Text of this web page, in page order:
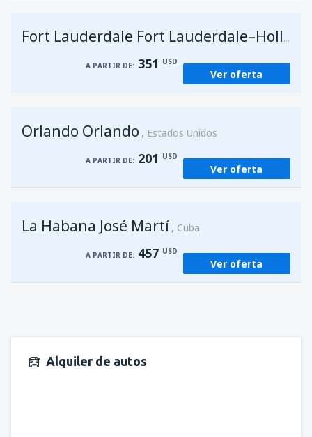
Fort Lauderdale Fort Lauderdale–Hollywood Intl Airport
A PARTIR DE: 351 USD
Ver oferta
Orlando Orlando Estados Unidos
A PARTIR DE: 201 USD
Ver oferta
La Habana José Martí Cuba
A PARTIR DE: 457 USD
Ver oferta
Alquiler de autos